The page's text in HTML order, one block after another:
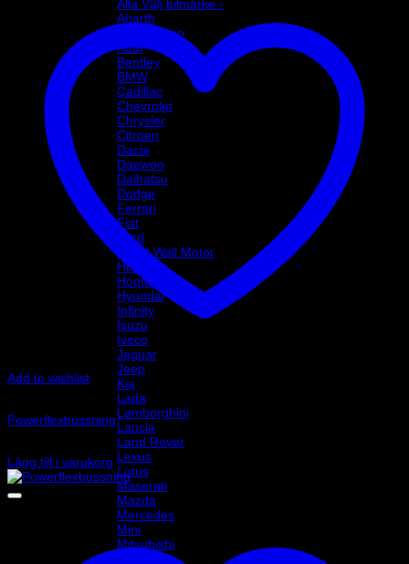
Alla Välj bilmärke ›
Abarth
Alfa Romeo
Audi
Bentley
BMW
Cadillac
Chevrolet
Chrysler
Citroen
Dacia
Daewoo
Daihatsu
Dodge
Ferrari
Fiat
Ford
Great Wall Motor
Holden
Honda
Hyundai
Infinity
Isuzu
Iveco
Jaguar
Jeep
Kia
Lada
Lamborghini
Lancia
Land Rover
Lexus
Lotus
Maserati
Mazda
Mercedes
Mini
Mitsubishi
Add to wishlist
Powerflexbussning
Lägg till i varukorg